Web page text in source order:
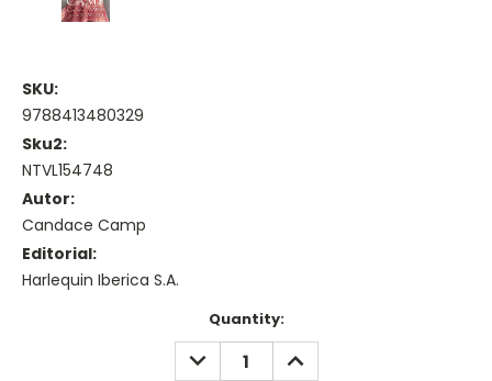
SKU:
9788413480329
Sku2:
NTVL154748
Autor:
Candace Camp
Editorial:
Harlequin Iberica S.A.
Quantity:
DECREASE
QUANTITY:
INCREASE
QUANTITY: